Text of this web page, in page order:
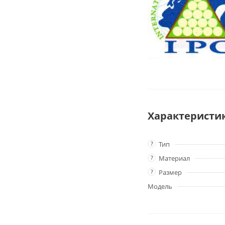
? Тип
? Материал
?
Размер
Модель